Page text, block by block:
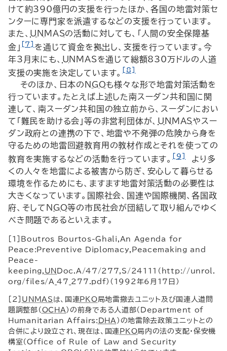
けて約390億円の支援を行ったほか、各国の地雷対策セ
ンターに専門家を派遣するなどの支援を行っています。
また、 UNMASの活動に対しても、「人間の安全保障基
金」 [7] を通じて資金を拠出し、支援を行っています。今
年3月末にも、 UNMASを通じて総額830万ドルの人道
支援の実施を決定しています。[8]
そのほか、日本の NGOも様々な形で地雷対策活動を
行っています。たとえば上述した南スーダン共和国に関
連して、南スーダン共和国の独立前から、スーダンにおい
て「難民を助ける会」等の非営利団体が、 UNMASやスー
ダン政府との連携の下で、地雷や不発弾の危険から身を
守るための地雷回避教育用の教材作成とそれを使っての
教育を実施するなどの活動を行っています。
[9] より多
くの人々を地雷による被害から防ぎ、安心して暮らせる
環境を作るためにも、ますます地雷対策活動の必要性は
大きくなっています。国際社会、国連や国際機関、各国政
府、そして NGO等の市民社会が団結して取り組んでゆく
べき問題であるといえます。
[1] Boutros Bourtos-Ghali ,An Agenda for
Peace : Preventive Diplomacy, Peacemaking and
Peace -
keeping, UN Doc.A/47/277,S/24111（http://unrol.
org/files/A_47_277.pdf）(1992年6月17日)
[2] UNMAS は、国連PKO局地雷撤去ユニット及び国連人道問
題調整部（ OCHA ）の前身である人道部（ Department of
Humanitarian Affairs: DHA ）の地雷除去政策ユニットとの
合併により設立され、現在は、国連 PKO局内の法の支配・保安機
構室（Office of Rule of Law and Security